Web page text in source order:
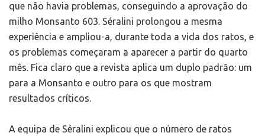
que não havia problemas, conseguindo a aprovação do
milho Monsanto 603. Séralini prolongou a mesma
experiência e ampliou-a, durante toda a vida dos ratos, e
os problemas começaram a aparecer a partir do quarto
mês. Fica claro que a revista aplica um duplo padrão: um
para a Monsanto e outro para os que mostram
resultados críticos.
A equipa de Séralini explicou que o número de ratos